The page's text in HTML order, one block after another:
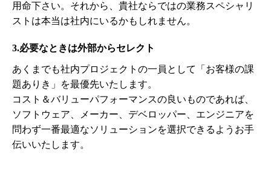
用命下さい。それから、貴社ならではの業務スペシャリ
ストは本当は社内にいるかもしれません。
3.必要なときは外部からセレクト
あくまでも社内プロジェクトの一員として「お客様の課
題ありき」を最優先いたします。
コスト＆バリューパフォーマンスの良いものであれば、
ソフトウェア、メーカー、デベロッパー、エンジニアを
問わず一番最適なソリューションを選択できるようお手
伝いいたします。